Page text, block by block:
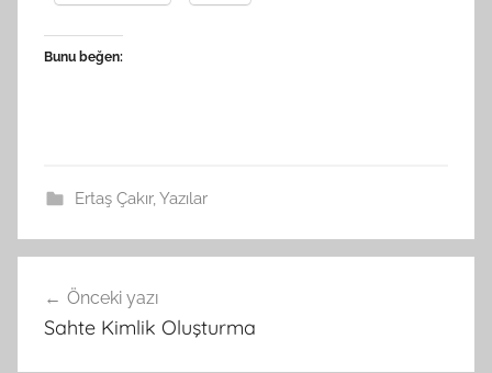
Bunu beğen:
Ertaş Çakır,Yazılar
gezinmesi
Önceki yazı
Sahte Kimlik Oluşturma